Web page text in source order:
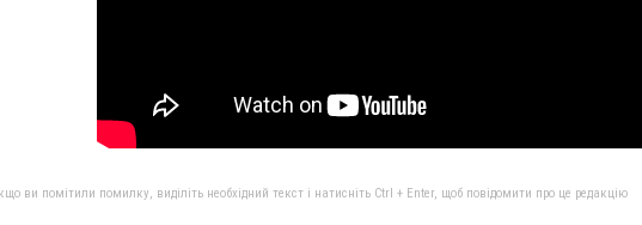
ви помітили помилку, виділіть необхідний текст і натисніть Ctrl + Enter, щоб повідомити про це редакцію